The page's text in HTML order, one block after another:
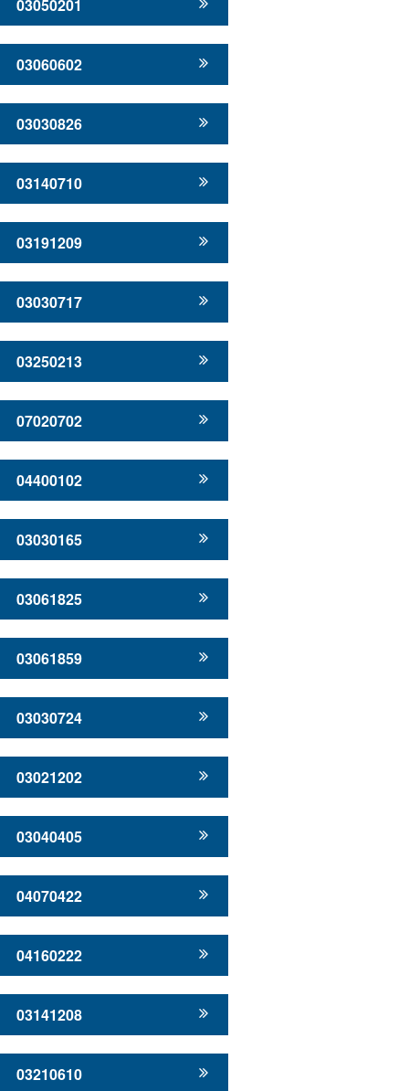
03050201
03060602
03030826
03140710
03191209
03030717
03250213
07020702
04400102
03030165
03061825
03061859
03030724
03021202
03040405
04070422
04160222
03141208
03210610